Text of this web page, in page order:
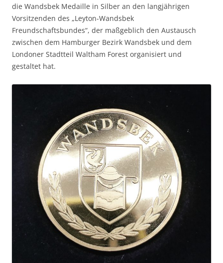
die Wandsbek Medaille in Silber an den langjährigen
Vorsitzenden des „Leyton-Wandsbek
Freundschaftsbundes“, der maßgeblich den Austausch
zwischen dem Hamburger Bezirk Wandsbek und dem
Londoner Stadtteil Waltham Forest organisiert und
gestaltet hat.